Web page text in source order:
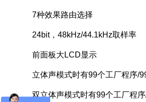
7种效果路由选择
24bit，48kHz/44.1kHz取样率
前面板大LCD显示
立体声模式时有99个工厂程序/
双立体声模式时有99个工厂程